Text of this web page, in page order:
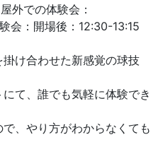
外での体験会：
会：開場後：12:30-13:15
け合わせた新感覚の球技
て、誰でも気軽に体験でき
、やり方がわからなくても